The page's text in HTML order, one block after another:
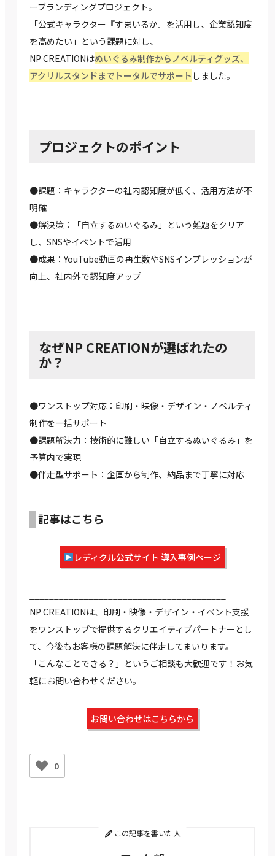
ーブランディングプロジェクト。
「公式キャラクター『すまいるか』を活用し、企業認知度
を高めたい」という課題に対し、
NP CREATIONはぬいぐるみ制作からノベルティグッズ、
アクリルスタンドまでトータルでサポート しました。
プロジェクトのポイント
●課題：キャラクターの社内認知度が低く、活用方法が不
明確
●解決策：「自立するぬいぐるみ」という難題をクリア
し、SNSやイベントで活用
●成果：YouTube動画の再生数やSNSインプレッションが
向上、社内外で認知度アップ
なぜNP CREATIONが選ばれたの
か？
●ワンストップ対応：印刷・映像・デザイン・ノベルティ
制作を一括サポート
●課題解決力：技術的に難しい「自立するぬいぐるみ」を
予算内で実現
●伴走型サポート：企画から制作、納品まで丁寧に対応
記事はこちら
レディクル公式サイト 導入事例ページ
NP CREATIONは、印刷・映像・デザイン・イベント支援
をワンストップで提供するクリエイティブパートナーとし
て、今後もお客様の課題解決に伴走してまいります。
「こんなことできる？」というご相談も大歓迎です！お気
軽にお問い合わせください。
お問い合わせはこちらから
0
この記事を書いた人